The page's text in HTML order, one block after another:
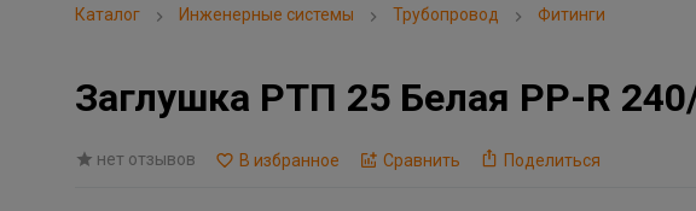
Каталог Инженерные системы Трубопровод Фитинги
Заглушка РТП 25 Белая PP-R
нет отзывов В избранное Сравнить Поделиться